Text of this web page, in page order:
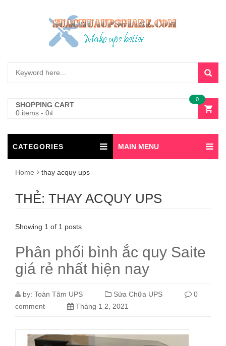
SHOPPING CART
0 items - 0₫
0
CATEGORIES MAIN MENU
Home thay acquy ups
THẺ: THAY ACQUY UPS
Showing 1 of 1 posts
Phân phối bình ắc quy Saite
giá rẻ nhất hiện nay
by: Toàn Tâm UPS Sửa Chữa UPS
0
comment
Tháng 1 2, 2021